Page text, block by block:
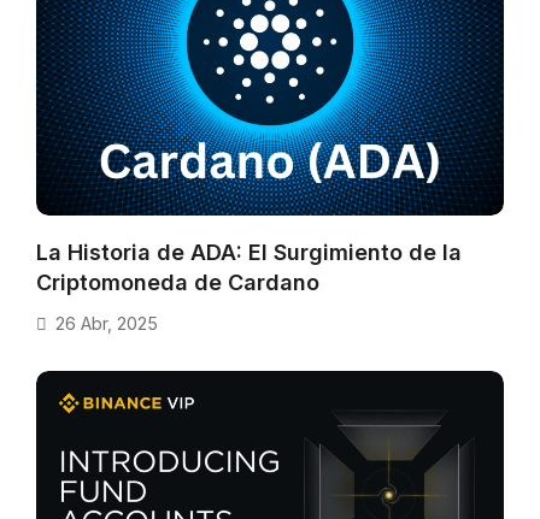
La Historia de ADA: El Surgimiento de la
Criptomoneda de Cardano
26 Abr, 2025